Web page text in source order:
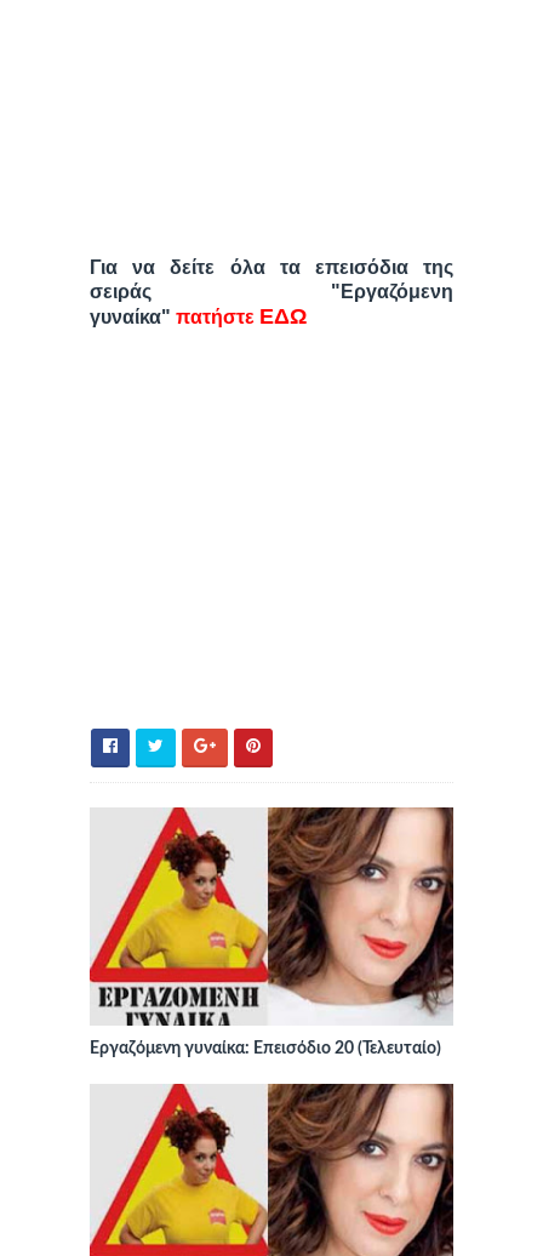
Για να δείτε όλα τα επεισόδια της
σειράς "Εργαζόμενη
γυναίκα" πατήστε ΕΔΩ
Εργαζόμενη γυναίκα: Επεισόδιο 20 (Τελευταίο)